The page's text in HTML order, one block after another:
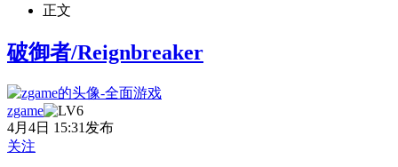
正文
破御者/Reignbreaker
zgame
4月4日 15:31发布
关注